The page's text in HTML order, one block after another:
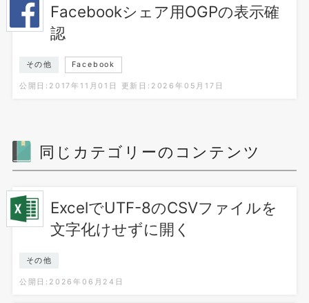
Facebookシェア用OGPの表示確
認
その他 Facebook
公開日:2017年11月01日 更新日:2026年05月17日
同じカテゴリーのコンテンツ
ExcelでUTF-8のCSVファイルを
文字化けせずに開く
その他
公開日:2026年06月24日